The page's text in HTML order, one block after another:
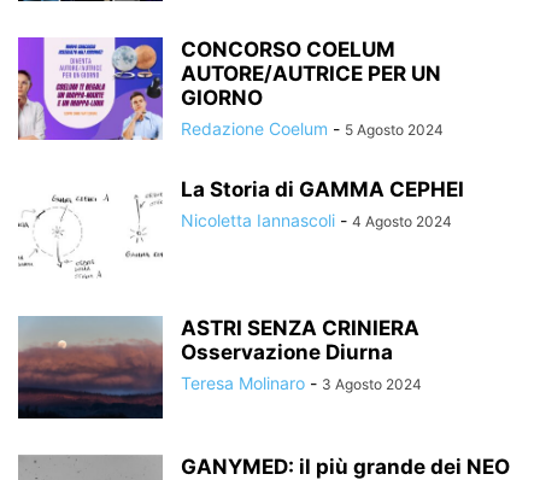
CONCORSO COELUM
AUTORE/AUTRICE PER UN
GIORNO
Redazione Coelum - 5 Agosto 2024
La Storia di GAMMA CEPHEI
Nicoletta Iannascoli - 4 Agosto 2024
ASTRI SENZA CRINIERA
Osservazione Diurna
Teresa Molinaro - 3 Agosto 2024
GANYMED: il più grande dei NEO